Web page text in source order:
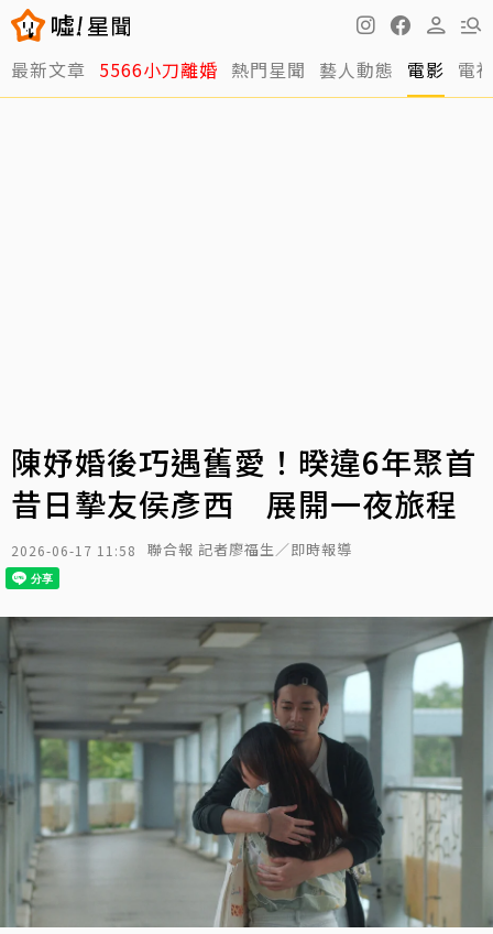
最新文章 5566小刀離婚 熱門星聞 藝人動態 電影 電
陳妤婚後巧遇舊愛！暌違6年聚首
昔日摯友侯彥西 展開一夜旅程
2026-06-17 11:58 聯合報 記者廖福生／即時報導